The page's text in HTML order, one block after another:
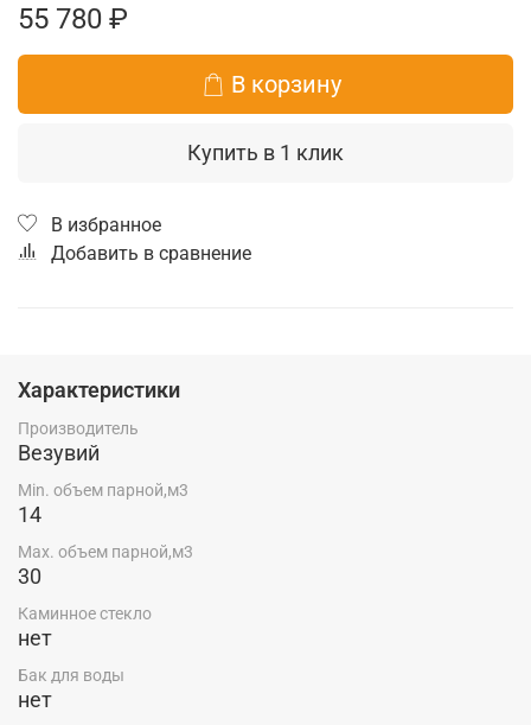
55 780 ₽
В корзину
Купить в 1 клик
В избранное
Добавить в сравнение
Характеристики
Производитель
Везувий
Min. объем парной,м3
14
Max. объем парной,м3
30
Каминное стекло
нет
Бак для воды
нет